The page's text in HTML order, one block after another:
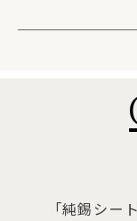
「純錫シー